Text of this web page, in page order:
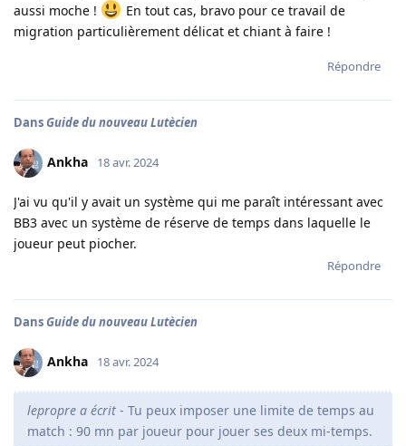
aussi moche !
En tout cas, bravo pour ce travail de
migration particulièrement délicat et chiant à faire !
Répondre
DansGuide du nouveau Lutècien
Ankha 18 avr. 2024
J'ai vu qu'il y avait un système qui me paraît intéressant avec
BB3 avec un système de réserve de temps dans laquelle le
joueur peut piocher.
Répondre
DansGuide du nouveau Lutècien
Ankha 18 avr. 2024
lepropre a écrit - Tu peux imposer une limite de temps au
match : 90 mn par joueur pour jouer ses deux mi-temps.